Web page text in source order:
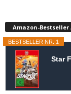
Amazon-Bestseller
BESTSELLER NR. 1
Star